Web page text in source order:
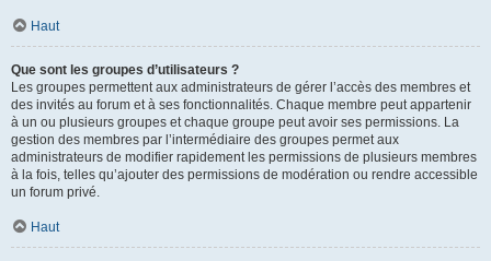
Haut
Que sont les groupes d’utilisateurs ?
Les groupes permettent aux administrateurs de gérer l’accès des membres et
des invités au forum et à ses fonctionnalités. Chaque membre peut appartenir
à un ou plusieurs groupes et chaque groupe peut avoir ses permissions. La
gestion des membres par l’intermédiaire des groupes permet aux
administrateurs de modifier rapidement les permissions de plusieurs membres
à la fois, telles qu’ajouter des permissions de modération ou rendre accessible
un forum privé.
Haut